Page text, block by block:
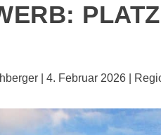
|4. Februar 2026